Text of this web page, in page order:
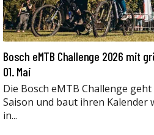
Bosch eMTB Challenge 2026 mit
01. Mai
Die Bosch eMTB Challenge
Saison und baut ihren Kalender
in...